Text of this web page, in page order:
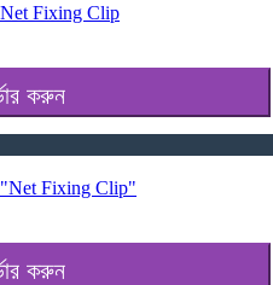
Fixing Clip
করুন
"Net Fixing Clip"
করুন